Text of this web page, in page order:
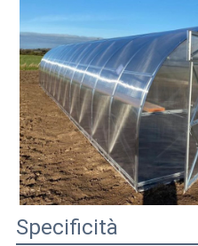
Specificità